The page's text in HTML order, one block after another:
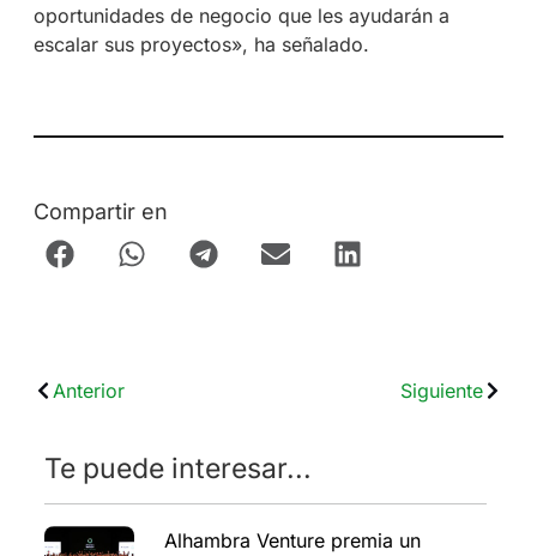
oportunidades de negocio que les ayudarán a
escalar sus proyectos», ha señalado.
Compartir en
Anterior Siguiente
Te puede interesar...
Alhambra Venture premia un